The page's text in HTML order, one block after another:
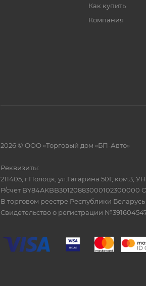
Как купить
Компания
2026 © ООО «Торговый дом «БП-Авто»
Реквизиты:
211405, г.Полоцк, ул.Гагарина 50Г, ком.3,
Р/счет
В торговом реестре Республики
Свидетельство о регистрации